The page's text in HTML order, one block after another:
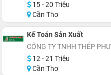
15 - 20 Triệu
Cần Thơ
Kế Toán Sản Xuất
CÔNG TY TNHH THÉP
12 - 21 Triệu
Cần Thơ